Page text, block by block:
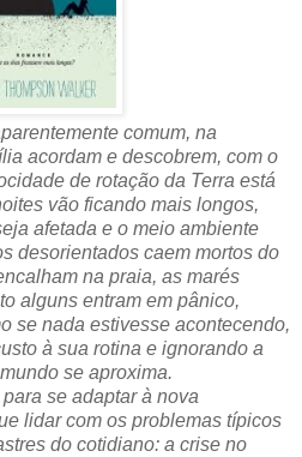
comum, na
acordam e descobrem, com o
de rotação da Terra está
vão ficando mais longos,
afetada e o meio ambiente
desorientados caem mortos do
na praia, as marés
alguns entram em pânico,
se nada estivesse acontecendo,
à sua rotina e ignorando a
se aproxima.
se adaptar à nova
lidar com os problemas típicos
do cotidiano: a crise no